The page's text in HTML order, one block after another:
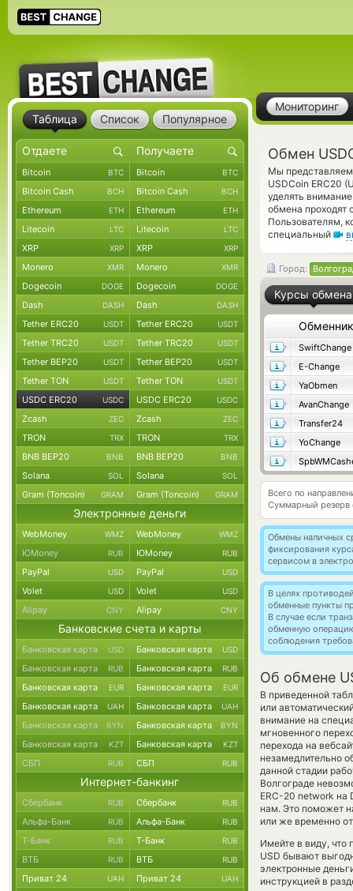
Мониторинг
Обмен
Мы представляем
USDCoin ERC20
уделять
обмена проходят
Пользователям,
специальный
Город:
Курсы обмена
Обменник
SwiftChange
E-Change
YaObmen
AvanChange
Transfer24
YoChange
Всего по
Суммарный резерв
Обмены наличных
фиксирования
сервисом в
В целях
обменные пункты
В случае если
обменную
соблюдения
Об обмене
В приведенной
или
внимание на
мгновенного
перехода на
незамедлительно
данной стадии
Волгограде
ERC-20 network на
нам. Это поможет
или же временно
Имейте в виду, что
USD бывают
электронные
инструкцией в
Таблица Список Популярное
Bitcoin BTC Bitcoin BTC
Bitcoin Cash BCH Bitcoin Cash BCH
Ethereum ETH Ethereum ETH
Litecoin LTC Litecoin LTC
XRP XRP XRP XRP
Monero XMR Monero XMR
Dogecoin DOGE Dogecoin DOGE
Dash DASH Dash DASH
Tether ERC20 USDT Tether ERC20 USDT
Tether TRC20 USDT Tether TRC20 USDT
Tether BEP20 USDT Tether BEP20 USDT
Tether TON USDT Tether TON USDT
USDC ERC20 USDC USDC ERC20 USDC
Zcash ZEC Zcash ZEC
TRON TRX TRON TRX
BNB BEP20 BNB BNB BEP20 BNB
Solana SOL Solana SOL
Gram (Toncoin) GRAM Gram (Toncoin) GRAM
Электронные деньги
WebMoney WMZ WebMoney WMZ
ЮMoney RUB ЮMoney RUB
PayPal USD PayPal USD
Volet USD Volet USD
Alipay CNY Alipay CNY
Банковские счета и карты
Банковская карта USD Банковская карта USD
Банковская карта RUB Банковская карта RUB
Банковская карта EUR Банковская карта EUR
Банковская карта UAH Банковская карта UAH
Банковская карта BYN Банковская карта BYN
Банковская карта KZT Банковская карта KZT
СБП RUB СБП RUB
Интернет-банкинг
Сбербанк RUB Сбербанк RUB
Альфа-Банк RUB Альфа-Банк RUB
Т-Банк RUB Т-Банк RUB
ВТБ RUB ВТБ RUB
Приват 24 UAH Приват 24 UAH